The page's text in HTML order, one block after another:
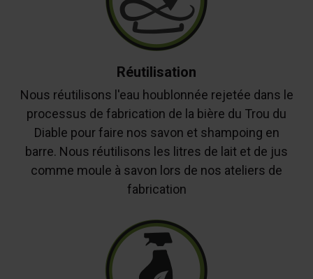
Réutilisation
Nous réutilisons l'eau houblonnée rejetée dans le
processus de fabrication de la bière du Trou du
Diable pour faire nos savon et shampoing en
barre. Nous réutilisons les litres de lait et de jus
comme moule à savon lors de nos ateliers de
fabrication